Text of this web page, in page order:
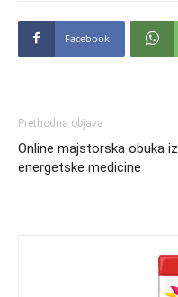
Facebook
Prethodna objava
Online majstorska obuka iz
energetske medicine